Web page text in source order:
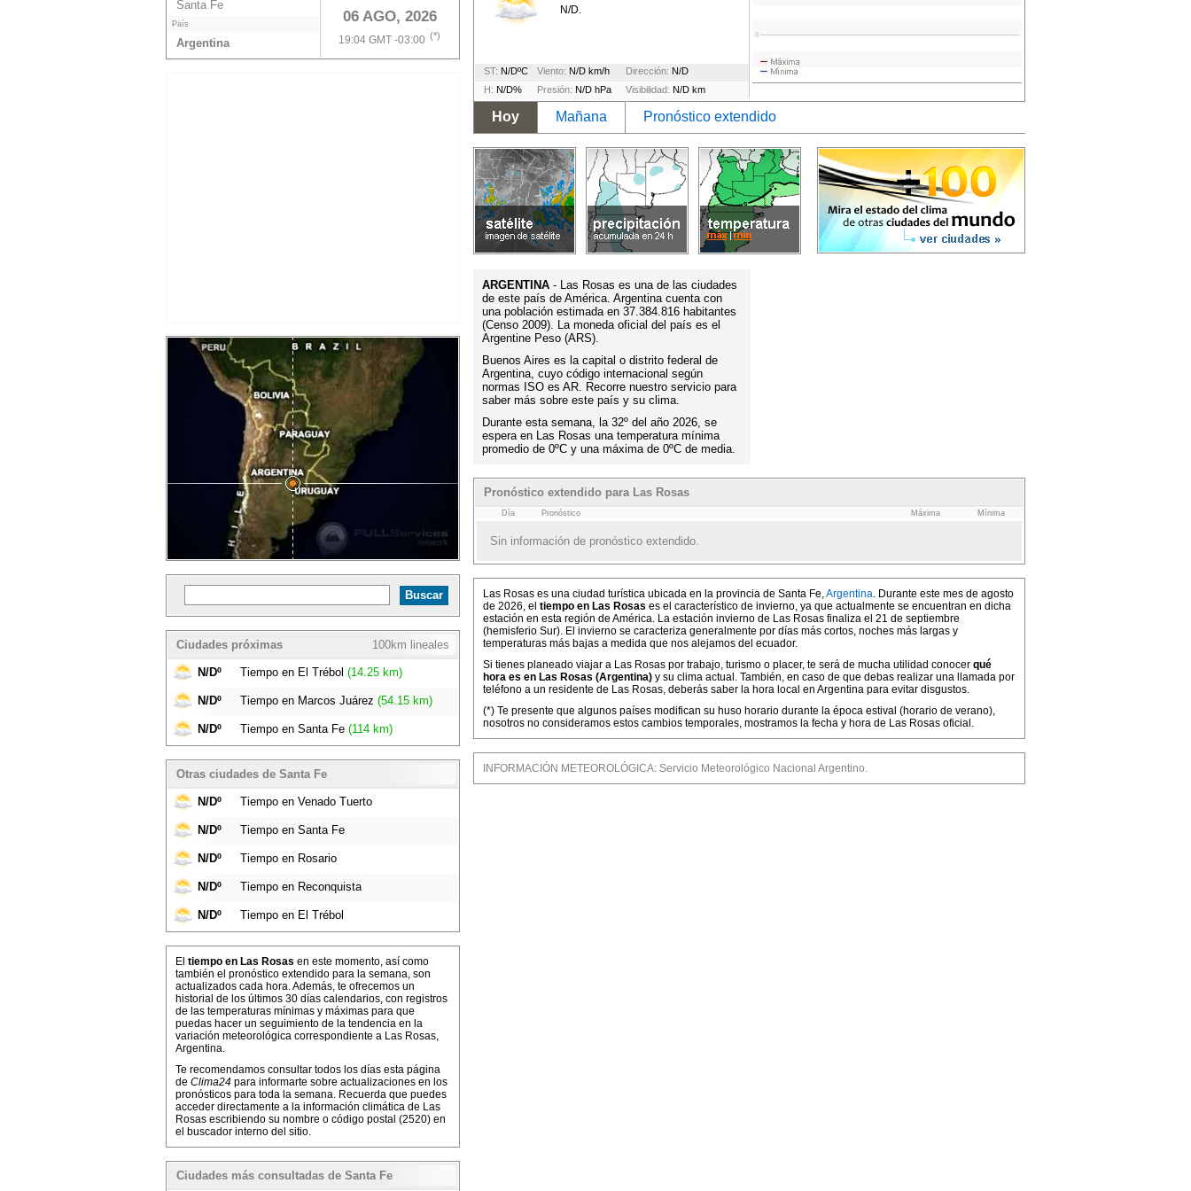
06 AGO, 2026
19:04 GMT -03:00 (*)
Santa Fe
País
Argentina
100km lineales
Ciudades próximas
N/Dº Tiempo en El Trébol (14.25 km)
N/Dº Tiempo en Marcos Juárez (54.15 km)
N/Dº Tiempo en Santa Fe (114 km)
Otras ciudades de Santa Fe
N/Dº Tiempo en Venado Tuerto
N/Dº Tiempo en Santa Fe
N/Dº Tiempo en Rosario
N/Dº Tiempo en Reconquista
N/Dº Tiempo en El Trébol
El tiempo en Las Rosas en este momento, así como
también el pronóstico extendido para la semana, son
actualizados cada hora. Además, te ofrecemos un
historial de los últimos 30 días calendarios, con registros
de las temperaturas mínimas y máximas para que
puedas hacer un seguimiento de la tendencia en la
variación meteorológica correspondiente a Las Rosas,
Argentina.
Te recomendamos consultar todos los días esta página
de Clima24 para informarte sobre actualizaciones en los
pronósticos para toda la semana. Recuerda que puedes
acceder directamente a la información climática de Las
Rosas escribiendo su nombre o código postal (2520) en
el buscador interno del sitio.
Ciudades más consultadas de Santa Fe
N/D.
ST: N/DºC Viento: N/D km/h Dirección: N/D
H: N/D% Presión: N/D hPa Visibilidad: N/D km
Hoy Mañana Pronóstico extendido
ARGENTINA - Las Rosas es una de las ciudades
de este país de América. Argentina cuenta con
una población estimada en 37.384.816 habitantes
(Censo 2009). La moneda oficial del país es el
Argentine Peso (ARS).
Buenos Aires es la capital o distrito federal de
Argentina, cuyo código internacional según
normas ISO es AR. Recorre nuestro servicio para
saber más sobre este país y su clima.
Durante esta semana, la 32º del año 2026, se
espera en Las Rosas una temperatura mínima
promedio de 0ºC y una máxima de 0ºC de media.
Pronóstico extendido para Las Rosas
Día Pronóstico Máxima Mínima
Sin información de pronóstico extendido.
Las Rosas es una ciudad turística ubicada en la provincia de Santa Fe,Argentina. Durante este mes de agosto
de 2026, el tiempo en Las Rosas es el característico de invierno, ya que actualmente se encuentran en dicha
estación en esta región de América. La estación invierno de Las Rosas finaliza el 21 de septiembre
(hemisferio Sur). El invierno se caracteriza generalmente por días más cortos, noches más largas y
temperaturas más bajas a medida que nos alejamos del ecuador.
Si tienes planeado viajar a Las Rosas por trabajo, turismo o placer, te será de mucha utilidad conocer qué
hora es en Las Rosas (Argentina) y su clima actual. También, en caso de que debas realizar una llamada por
teléfono a un residente de Las Rosas, deberás saber la hora local en Argentina para evitar disgustos.
(*) Te presente que algunos países modifican su huso horario durante la época estival (horario de verano),
nosotros no consideramos estos cambios temporales, mostramos la fecha y hora de Las Rosas oficial.
INFORMACIÓN METEOROLÓGICA: Servicio Meteorológico Nacional Argentino.